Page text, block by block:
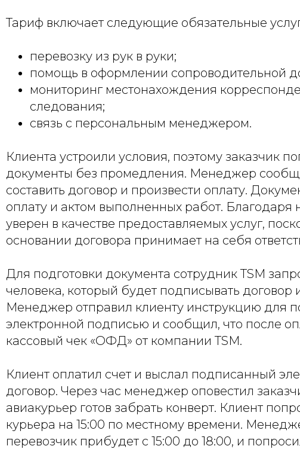
Тариф включает следующие обязательные
перевозку из рук в руки;
помощь в оформлении сопроводительной
мониторинг местонахождения
следования;
связь с персональным менеджером.
Клиента устроили условия, поэтому заказчик
документы без промедления. Менеджер
составить договор и произвести оплату.
оплату и актом выполненных работ. Благодаря
уверен в качестве предоставляемых услуг,
основании договора принимает на себя
Для подготовки документа сотрудник TSM
человека, который будет подписывать договор
Менеджер отправил клиенту инструкцию для
электронной подписью и сообщил, что после
кассовый чек «ОФД» от компании TSM.
Клиент оплатил счет и выслал подписанный
договор. Через час менеджер оповестил
авиакурьер готов забрать конверт. Клиент
курьера на 15:00 по местному времени.
перевозчик прибудет с 15:00 до 18:00, и